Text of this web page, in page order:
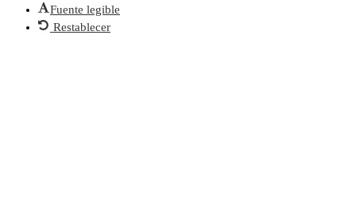
Fuente legible
Restablecer